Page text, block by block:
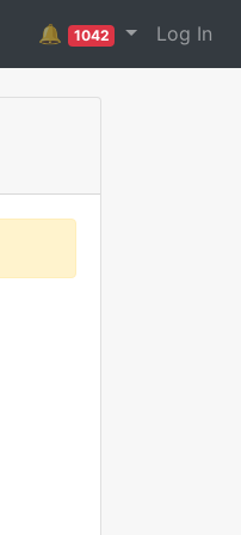
🔔 1042 Log In